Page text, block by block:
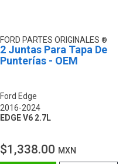
FORD PARTES ORIGINALES
2 Juntas Para Tapa De
Punterías - OEM
Ford Edge
2016-2024
EDGE V6 2.7L
$1,338.00 MXN